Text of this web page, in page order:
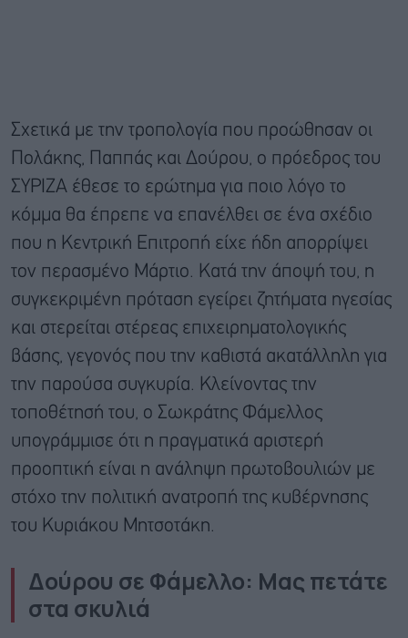
Σχετικά με την τροπολογία που προώθησαν οι
Πολάκης, Παππάς και Δούρου, ο πρόεδρος του
ΣΥΡΙΖΑ έθεσε το ερώτημα για ποιο λόγο το
κόμμα θα έπρεπε να επανέλθει σε ένα σχέδιο
που η Κεντρική Επιτροπή είχε ήδη απορρίψει
τον περασμένο Μάρτιο. Κατά την άποψή του, η
συγκεκριμένη πρόταση εγείρει ζητήματα ηγεσίας
και στερείται στέρεας επιχειρηματολογικής
βάσης, γεγονός που την καθιστά ακατάλληλη για
την παρούσα συγκυρία. Κλείνοντας την
τοποθέτησή του, ο Σωκράτης Φάμελλος
υπογράμμισε ότι η πραγματικά αριστερή
προοπτική είναι η ανάληψη πρωτοβουλιών με
στόχο την πολιτική ανατροπή της κυβέρνησης
του Κυριάκου Μητσοτάκη.
Δούρου σε Φάμελλο: Μας πετάτε
στα σκυλιά